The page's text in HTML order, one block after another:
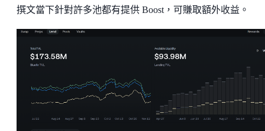
撰文當下針對許多池都有提供 Boost，可賺取額外收益。